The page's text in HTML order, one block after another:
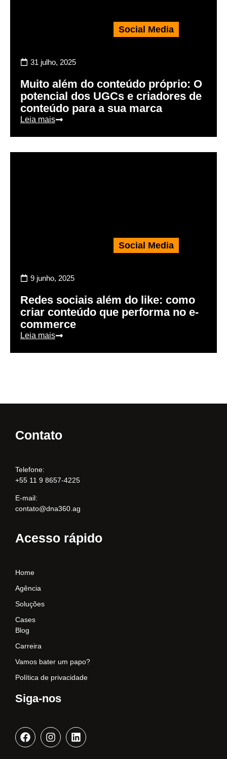
Social Media
31 julho, 2025
Muito além do conteúdo próprio: O
potencial dos UGCs e criadores de
conteúdo para a sua marca
Leia mais
Social Media
9 junho, 2025
Redes sociais além do like: como
criar conteúdo que performa no e-
commerce
Leia mais
Contato
Telefone:
+55 11 9 8657-4225
E-mail:
contato@dna360.ag
Acesso rápido
Home
Agência
Soluções
Cases
Blog
Carreira
Vamos bater um papo?
Política de privacidade
Siga-nos